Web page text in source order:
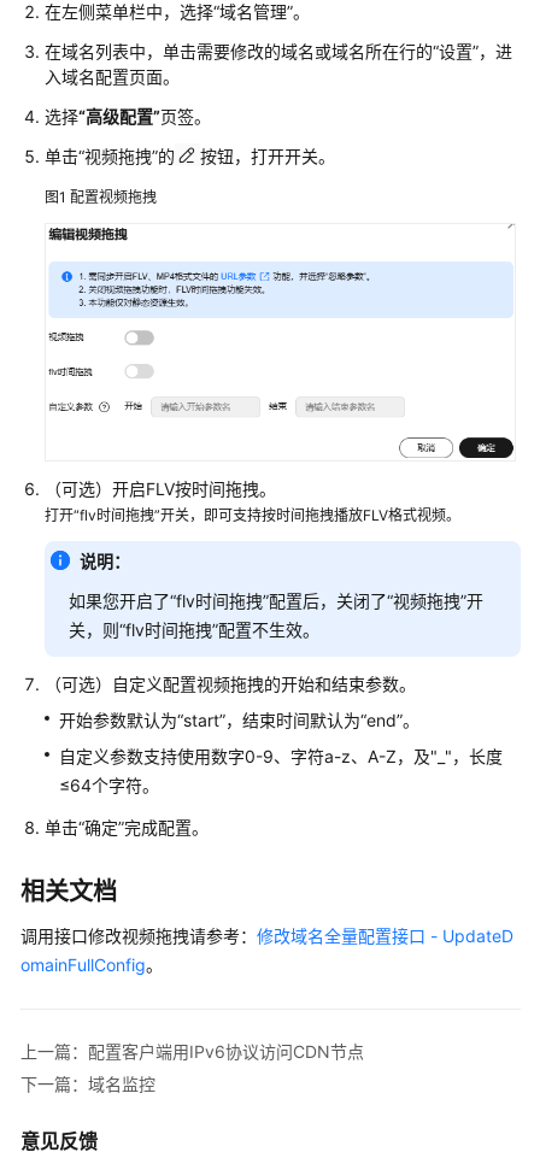
委
授
模
管
理
复
制
其
名
域
概
览
回
源
置
HTTPS
置
缓
存
访
问
制
在左侧菜单栏中，选择“域名管理”。
在域名列表中，单击需要修改的域名或域名所在行的“设置”，进
入域名配置页面。
选择“高级配置”页签。
单击“视频拖拽”的
按钮，打开开关。
图1 配置视频拖拽
（可选）开启FLV按时间拖拽。
打开“flv时间拖拽”开关，即可支持按时间拖拽播放FLV格式视频。
说明：
如果您开启了“flv时间拖拽”配置后，关闭了“视频拖拽”开
关，则“flv时间拖拽”配置不生效。
（可选）自定义配置视频拖拽的开始和结束参数。
开始参数默认为“start”，结束时间默认为“end”。
自定义参数支持使用数字0-9、字符a-z、A-Z，及"_"，长度
≤64个字符。
单击“确定”完成配置。
相关文档
调用接口修改视频拖拽请参考： 修改域名全量配置接口 - UpdateD
omainFullConfig。
上一篇：配置客户端用IPv6协议访问CDN节点
下一篇：域名监控
意见反馈